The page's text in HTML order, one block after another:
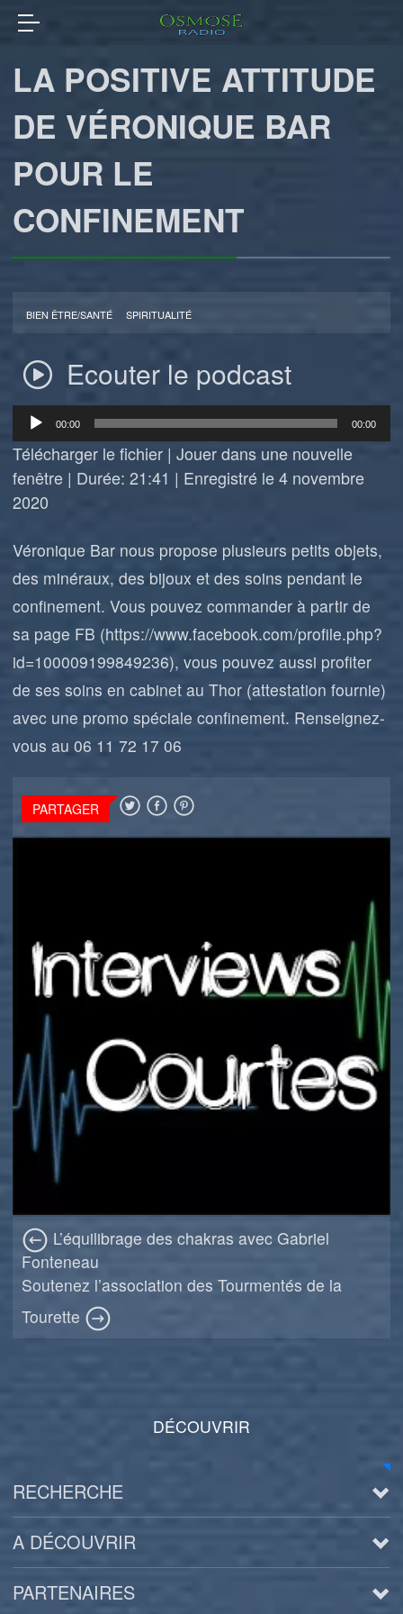
LA POSITIVE ATTITUDE
DE VÉRONIQUE BAR
POUR LE
CONFINEMENT
BIEN ÊTRE/SANTÉ SPIRITUALITÉ
Ecouter le podcast
Lecteur
audio
00:00 00:00
Télécharger le fichier |Jouer dans une nouvelle
fenêtre | Durée: 21:41 | Enregistré le 4 novembre
2020
Véronique Bar nous propose plusieurs petits objets,
des minéraux, des bijoux et des soins pendant le
confinement. Vous pouvez commander à partir de
sa page FB (https://www.facebook.com/profile.php?
id=100009199849236), vous pouvez aussi profiter
de ses soins en cabinet au Thor (attestation fournie)
avec une promo spéciale confinement. Renseignez-
vous au 06 11 72 17 06
PARTAGER
L’équilibrage des chakras avec Gabriel
Fonteneau
Soutenez l’association des Tourmentés de la
Tourette
DÉCOUVRIR
RECHERCHE
A DÉCOUVRIR
PARTENAIRES